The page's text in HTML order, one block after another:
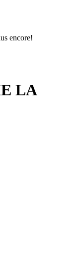
encore!
LA